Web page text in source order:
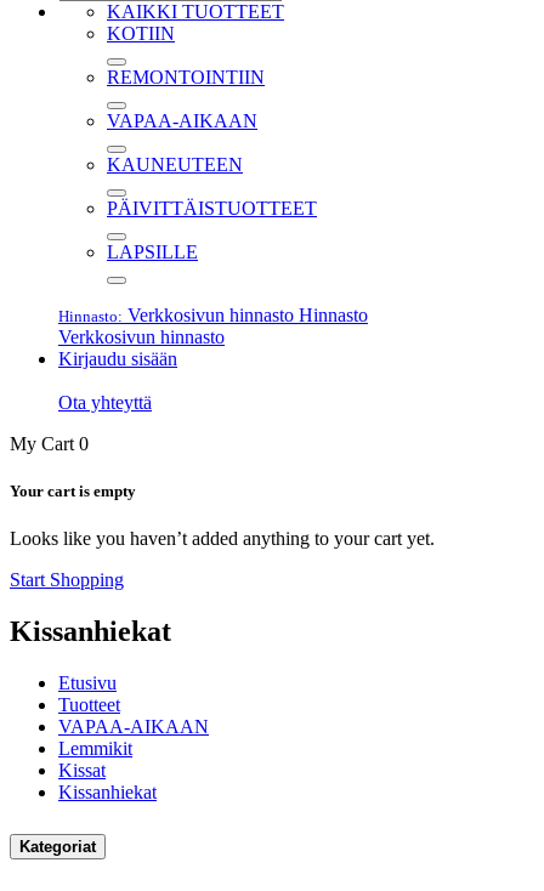
KAIKKI TUOTTEET
KOTIIN
REMONTOINTIIN
VAPAA-AIKAAN
KAUNEUTEEN
PÄIVITTÄISTUOTTEET
LAPSILLE
Hinnasto: Verkkosivun hinnasto Hinnasto
Verkkosivun hinnasto
Kirjaudu sisään
Ota yhteyttä
My Cart 0
Your cart is empty
Looks like you haven’t added anything to your cart yet.
Start Shopping
Kissanhiekat
Etusivu
Tuotteet
VAPAA-AIKAAN
Lemmikit
Kissat
Kissanhiekat
Kategoriat